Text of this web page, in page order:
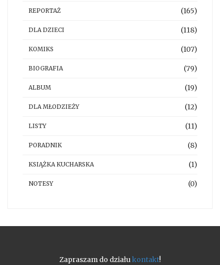
REPORTAŻ (165)
DLA DZIECI (118)
KOMIKS (107)
BIOGRAFIA (79)
ALBUM (19)
DLA MŁODZIEŻY (12)
LISTY (11)
PORADNIK (8)
KSIĄŻKA KUCHARSKA (1)
NOTESY (0)
Zapraszam do działukontakt!